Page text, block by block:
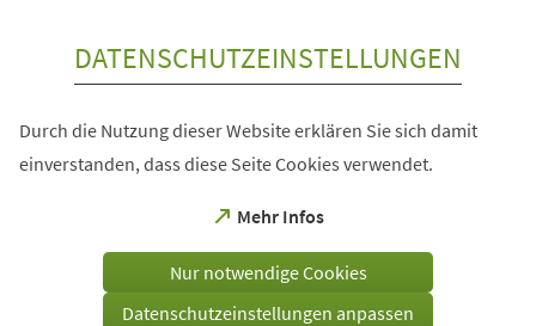
DATENSCHUTZEINSTELLUNGEN
Durch die Nutzung dieser Website erklären Sie sich damit
einverstanden, dass diese Seite Cookies verwendet.
Mehr Infos
(Öffnet
einem
Tab)
Nur notwendige Cookies
Datenschutzeinstellungen anpassen